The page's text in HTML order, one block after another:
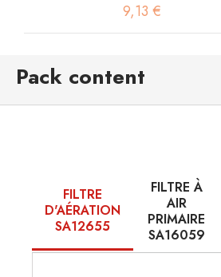
9,13 €
Pack content
FILTRE
D'AÉRATION
SA12655
FILTRE À
AIR
PRIMAIRE
SA16059